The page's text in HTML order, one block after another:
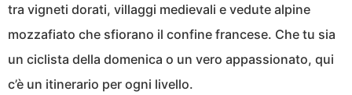
tra vigneti dorati, villaggi medievali e vedute alpine
mozzafiato che sfiorano il confine francese. Che tu sia
un ciclista della domenica o un vero appassionato, qui
c’è un itinerario per ogni livello.